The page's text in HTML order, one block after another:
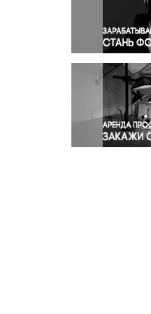
Религия
Спорт